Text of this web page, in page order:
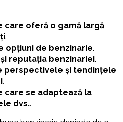
care oferă o gamă largă
.
opțiuni de benzinarie.
reputația benzinariei.
perspectivele și tendințele
.
care se adaptează la
dvs..